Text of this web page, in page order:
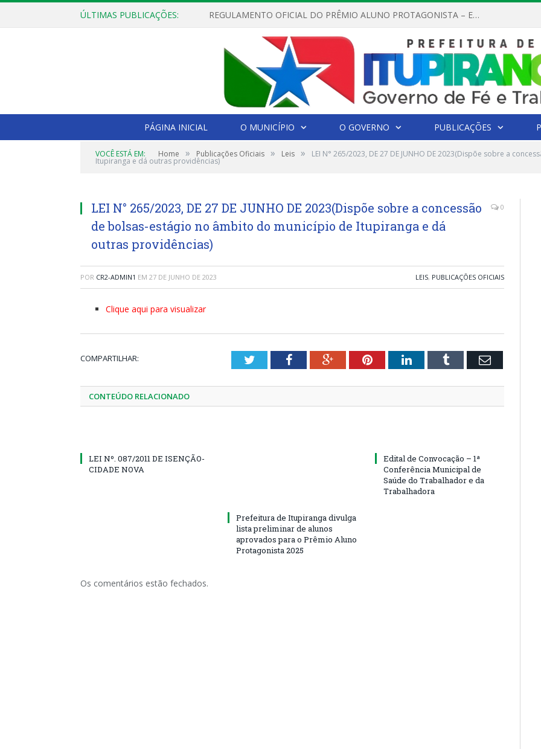
ÚLTIMAS PUBLICAÇÕES: REGULAMENTO OFICIAL DO PRÊMIO ALUNO PROTAGONISTA – EDIÇÃO 2026
PÁGINA INICIAL O MUNICÍPIO O GOVERNO PUBLICAÇÕES
VOCÊ ESTÁ EM: Home » Publicações Oficiais » Leis » LEI N° 265/2023, DE 27 DE JUNHO DE 2023(Dispõe sobre a
Itupiranga e dá outras providências)
LEI N° 265/2023, DE 27 DE JUNHO DE 2023(Dispõe sobre a concessão
de bolsas-estágio no âmbito do município de Itupiranga e dá
outras providências)
0
POR CR2-ADMIN1 EM 27 DE JUNHO DE 2023 LEIS, PUBLICAÇÕES OFICIAIS
Clique aqui para visualizar
COMPARTILHAR: TwitterFacebookGoogle+PinterestLinkedInTumblr Email
CONTEÚDO RELACIONADO
LEI Nº. 087/2011 DE ISENÇÃO-
CIDADE NOVA
Prefeitura de Itupiranga divulga
lista preliminar de alunos
aprovados para o Prêmio Aluno
Protagonista 2025
Edital de Convocação – 1ª
Conferência Municipal de
Saúde do Trabalhador e da
Trabalhadora
Os comentários estão fechados.